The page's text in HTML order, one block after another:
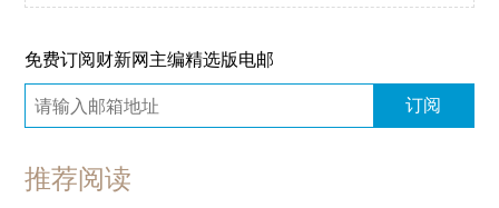
免费订阅财新网主编精选版电邮
订阅
推荐阅读